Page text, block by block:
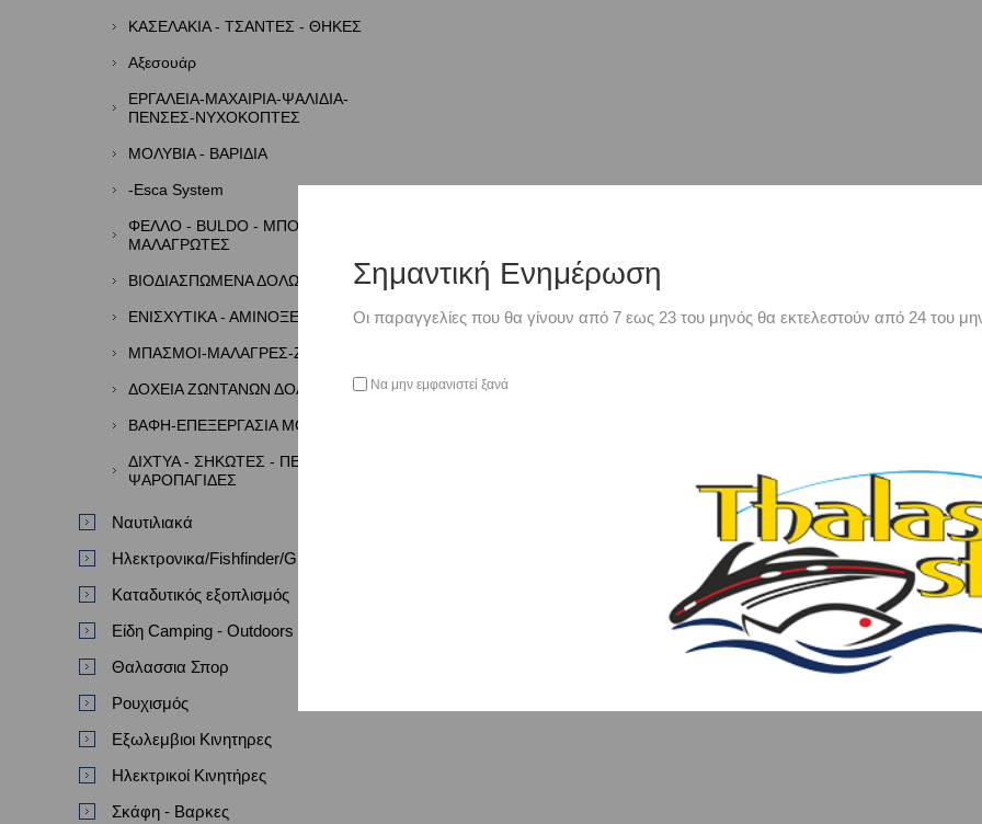
ΚΑΣΕΛΑΚΙΑ - ΤΣΑΝΤΕΣ - ΘΗΚΕΣ
Αξεσουάρ
ΕΡΓΑΛΕΙΑ-ΜΑΧΑΙΡΙΑ-ΨΑΛΙΔΙΑ-
ΠΕΝΣΕΣ-ΝΥΧΟΚΟΠΤΕΣ
ΜΟΛΥΒΙΑ - ΒΑΡΙΔΙΑ
-Esca System
ΦΕΛΛΟ - BULDO - ΜΠΟΡΜΠΑΔΕΣ -
ΜΑΛΑΓΡΩΤΕΣ
ΒΙΟΔΙΑΣΠΩΜΕΝΑ ΔΟΛΩΜΑΤΑ
ΕΝΙΣΧΥΤΙΚΑ - ΑΜΙΝΟΞΕΑ - ΑΡΩΜΑΤΑ
ΜΠΑΣΜΟΙ-ΜΑΛΑΓΡΕΣ-ΖΥΜΕΣ
ΔΟΧΕΙΑ ΖΩΝΤΑΝΩΝ ΔΟΛΩΜΑΤΩΝ
ΒΑΦΗ-ΕΠΕΞΕΡΓΑΣΙΑ ΜΟΛΥΒΙΩΝ
ΔΙΧΤΥΑ - ΣΗΚΩΤΕΣ - ΠΕΖΟΒΟΛΑ -
ΨΑΡΟΠΑΓΙΔΕΣ
Ναυτιλιακά
Ηλεκτρονικα/Fishfinder/GPS/VHF
Καταδυτικός εξοπλισμός
Είδη Camping - Outdoors
Θαλασσια Σπορ
Ρουχισμός
Εξωλεμβιοι Κινητηρες
Ηλεκτρικοί Κινητήρες
Σκάφη - Βαρκες
Σημαντική Ενημέρωση
Οι παραγγελίες που θα γίνουν από 7 εως 23 του μηνός θα εκτελεστούν από 24 του
Να μην εμφανιστεί ξανά